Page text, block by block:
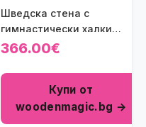
Шведска стена с
гимнастически халки,
рампа и люлка-диск/
366.00€
Купи от
woodenmagic.bg →